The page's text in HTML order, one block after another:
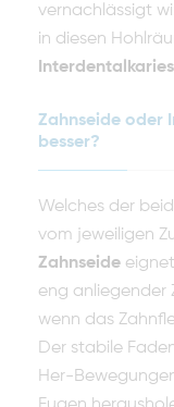
vernachlässigt
in diesen
Interdentalkaries
Zahnseide oder
besser?
Welches der
vom jeweiligen
Zahnseide eignet
eng anliegender
wenn das
Der stabile
Her-